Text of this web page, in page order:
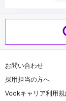
お問い合わせ
採用担当の方へ
Vookキャリア利用規